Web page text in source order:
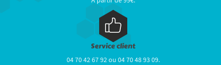
Service client
04 70 42 67 92 ou 04 70 48 93 09.